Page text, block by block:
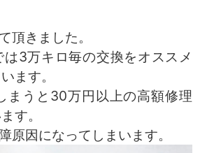
頂きました。
3万キロ毎の交換をオススメ
ます。
まうと30万円以上の高額修理
す。
原因になってしまいます。